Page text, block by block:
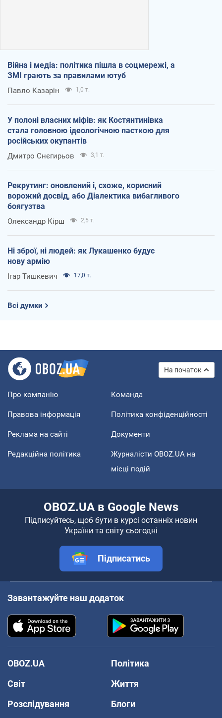
Війна і медіа: політика пішла в соцмережі, а
ЗМІ грають за правилами ютуб
Павло Казарін 1,0 т.
У полоні власних міфів: як Костянтинівка
стала головною ідеологічною пасткою для
російських окупантів
Дмитро Снєгирьов 3,1 т.
Рекрутинг: оновлений і, схоже, корисний
ворожий досвід, або Діалектика вибагливого
боягузтва
Олександр Кірш 2,5 т.
Ні зброї, ні людей: як Лукашенко будує
нову армію
Ігар Тишкевич 17,0 т.
Всі думки
На початок
Про компанію Команда
Правова інформація Політика конфіденційності
Реклама на сайті Документи
Редакційна політика
Журналісти OBOZ.UA на
місці подій
OBOZ.UA в Google News
Підписуйтесь, щоб бути в курсі останніх новин
України та світу сьогодні
Підписатись
Завантажуйте наш додаток
OBOZ.UA
Політика
Світ
Життя
Розслідування
Блоги